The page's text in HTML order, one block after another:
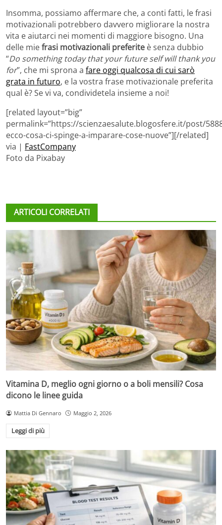
Insomma, possiamo affermare che, a conti fatti, le frasi
motivazionali potrebbero davvero migliorare la nostra
vita e aiutarci nei momenti di maggiore bisogno. Una
delle miefrasi motivazionali preferite è senza dubbio
“Do something today that your future self will thank you
for”, che mi sprona a fare oggi qualcosa di cui sarò
grata in futuro, e la vostra frase motivazionale preferita
qual è? Se vi va, condividetela insieme a noi!
[related layout=”big”
permalink=”https://scienzaesalute.blogosfere.it/post/
ecco-cosa-ci-spinge-a-imparare-cose-nuove”][/related]
via | FastCompany
Foto da Pixabay
ARTICOLI CORRELATI
Vitamina D, meglio ogni giorno o a boli mensili? Cosa
dicono le linee guida
Mattia Di Gennaro Maggio 2, 2026
Leggi di più